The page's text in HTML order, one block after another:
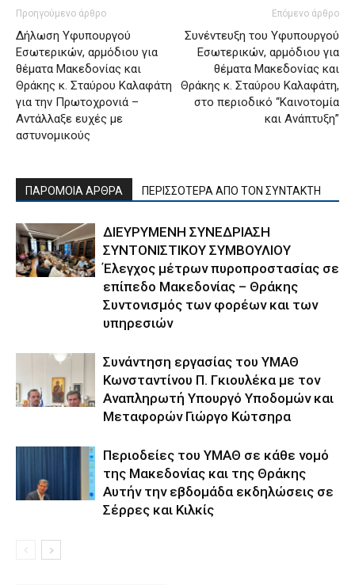
Προηγούμενο άρθρο
Δήλωση Υφυπουργού
Εσωτερικών, αρμόδιου για
θέματα Μακεδονίας και
Θράκης κ. Σταύρου Καλαφάτη
για την Πρωτοχρονιά –
Αντάλλαξε ευχές με
αστυνομικούς
Επόμενο άρθρο
Συνέντευξη του Υφυπουργού
Εσωτερικών, αρμόδιου για
θέματα Μακεδονίας και
Θράκης κ. Σταύρου Καλαφάτη,
στο περιοδικό “Καινοτομία
και Ανάπτυξη”
ΠΑΡΟΜΟΙΑ ΑΡΘΡΑ ΠΕΡΙΣΣΟΤΕΡΑ ΑΠΟ ΤΟΝ ΣΥΝΤΑΚΤΗ
ΔΙΕΥΡΥΜΕΝΗ ΣΥΝΕΔΡΙΑΣΗ
ΣΥΝΤΟΝΙΣΤΙΚΟΥ ΣΥΜΒΟΥΛΙΟΥ
Έλεγχος μέτρων πυροπροστασίας σε
επίπεδο Μακεδονίας – Θράκης
Συντονισμός των φορέων και των
υπηρεσιών
Συνάντηση εργασίας του ΥΜΑΘ
Κωνσταντίνου Π. Γκιουλέκα με τον
Αναπληρωτή Υπουργό Υποδομών και
Μεταφορών Γιώργο Κώτσηρα
Περιοδείες του ΥΜΑΘ σε κάθε νομό
της Μακεδονίας και της Θράκης
Αυτήν την εβδομάδα εκδηλώσεις σε
Σέρρες και Κιλκίς